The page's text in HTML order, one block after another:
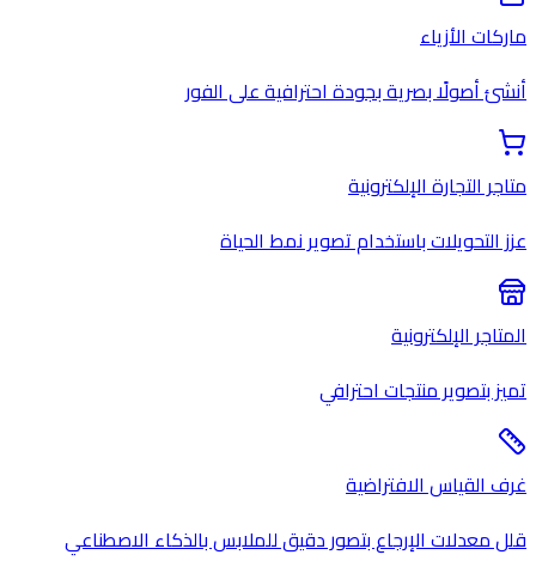
ماركات الأزياء
أنشئ أصولًا بصرية بجودة احترافية على الفور
متاجر التجارة الإلكترونية
عزز التحويلات باستخدام تصوير نمط الحياة
المتاجر الإلكترونية
تميز بتصوير منتجات احترافي
غرف القياس الافتراضية
قلل معدلات الإرجاع بتصور دقيق للملابس بالذكاء الاصطناعي